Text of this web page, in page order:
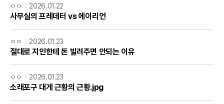
ㅇㅇ 2026.01.22
사무실의 프레데터 vs 에이리언
ㅇㅇ 2026.01.23
절대로 지인한테 돈 빌려주면 안되는 이유
ㅇㅇ 2026.01.23
소래포구 대게 근황의 근황.jpg